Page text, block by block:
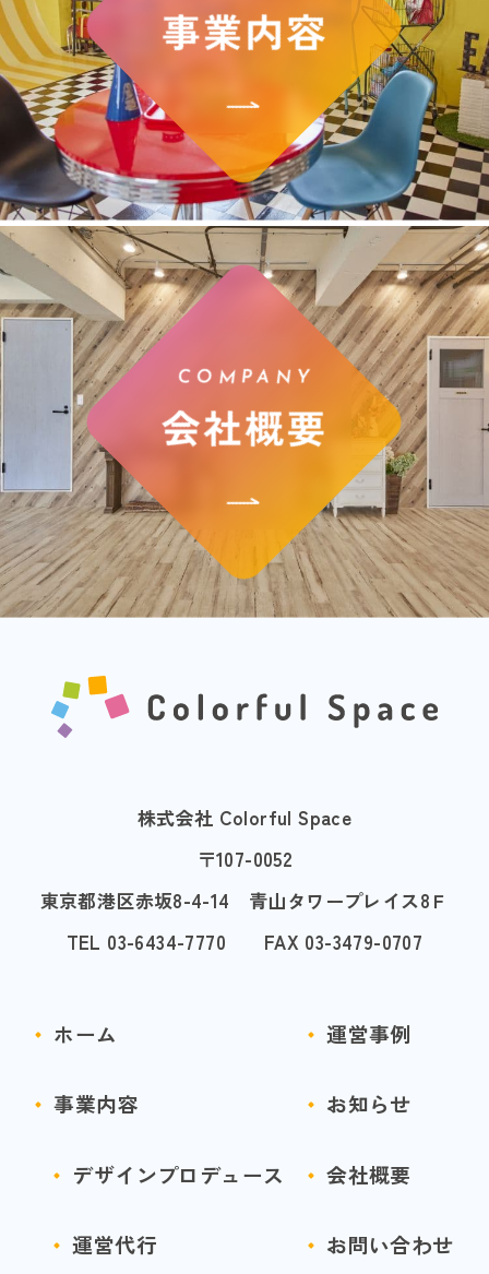
事業内容
COMPANY
会社概要
株式会社 Colorful Space
〒107-0052
東京都港区赤坂8-4-14 青山タワープレイス8Ｆ
TEL 03-6434-7770 FAX 03-3479-0707
ホーム
事業内容
デザインプロデュース
運営代行
運営事例
お知らせ
会社概要
お問い合わせ